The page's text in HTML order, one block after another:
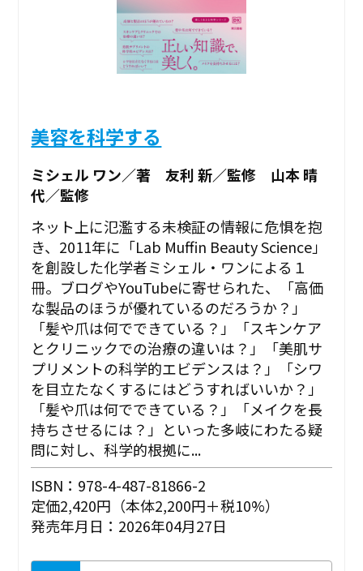
美容を科学する
ミシェル ワン／著 友利 新／監修 山本 晴
代／監修
ネット上に氾濫する未検証の情報に危惧を抱
き、2011年に「Lab Muffin Beauty Science」
を創設した化学者ミシェル・ワンによる１
冊。ブログやYouTubeに寄せられた、「高価
な製品のほうが優れているのだろうか？」
「髪や爪は何でできている？」「スキンケア
とクリニックでの治療の違いは？」「美肌サ
プリメントの科学的エビデンスは？」「シワ
を目立たなくするにはどうすればいいか？」
「髪や爪は何でできている？」「メイクを長
持ちさせるには？」といった多岐にわたる疑
問に対し、科学的根拠に...
ISBN：978-4-487-81866-2
定価2,420円（本体2,200円＋税10%）
発売年月日：2026年04月27日